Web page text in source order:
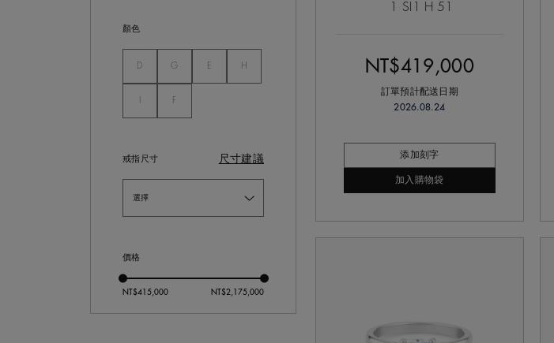
顏色
D未選 G未選 E H
F
戒指尺寸 尺寸建議
價格
SI1 H 51
NT$419,000
訂單預計配送日期
2026.08.24
添加刻字
加入購物袋